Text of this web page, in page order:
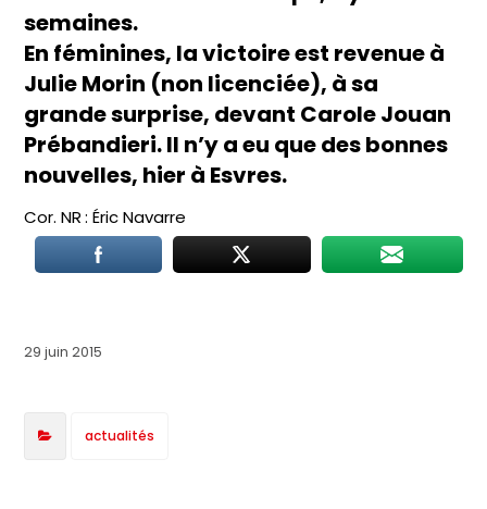
semaines.
En féminines, la victoire est revenue à
Julie Morin (non licenciée), à sa
grande surprise, devant Carole Jouan
Prébandieri. Il n’y a eu que des bonnes
nouvelles, hier à Esvres.
Cor. NR : Éric Navarre
29 juin 2015
actualités